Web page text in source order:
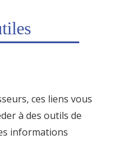
ces liens vous
à des outils de
informations